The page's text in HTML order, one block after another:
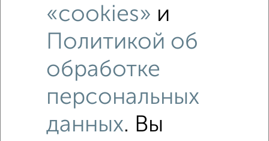
«cookies» и
Политикой об
обработке
персональных
данных. Вы